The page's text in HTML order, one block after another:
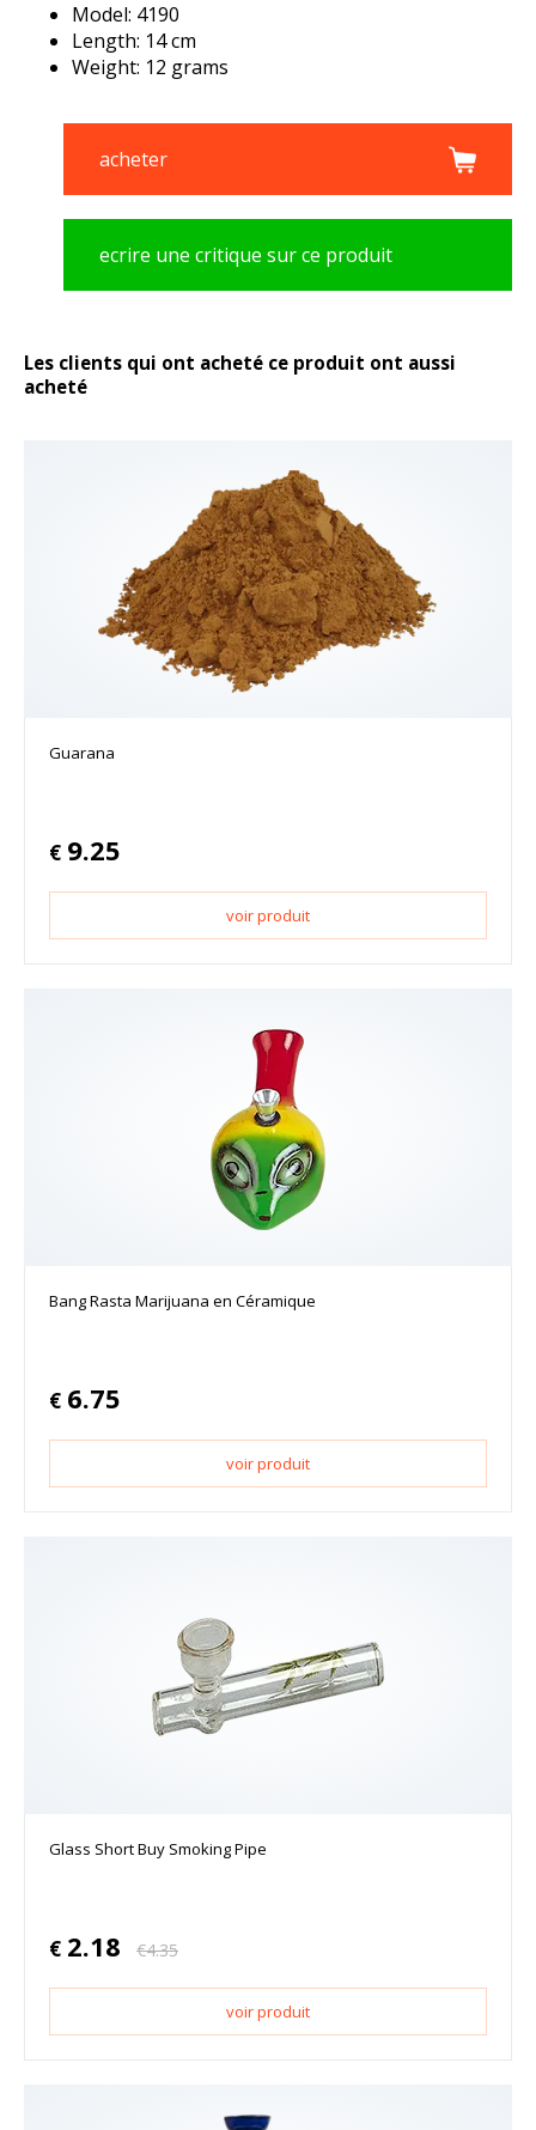
Model: 4190
Length: 14 cm
Weight: 12 grams
acheter
ecrire une critique sur ce produit
Les clients qui ont acheté ce produit ont aussi
acheté
Guarana
€ 9.25
voir produit
Bang Rasta Marijuana en Céramique
€ 6.75
voir produit
Glass Short Buy Smoking Pipe
€ 2.18 €4.35
voir produit